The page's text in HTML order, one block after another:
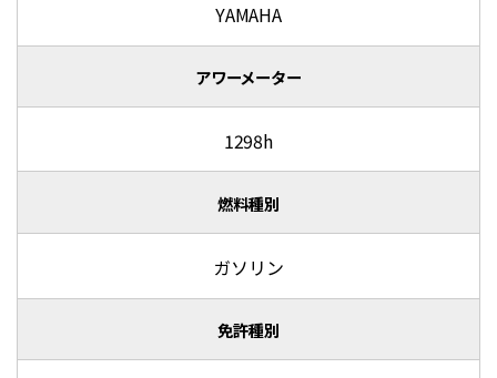
YAMAHA
アワーメーター
1298h
燃料種別
ガソリン
免許種別